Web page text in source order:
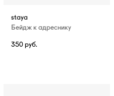
staya
Бейдж к адреснику
350 руб.